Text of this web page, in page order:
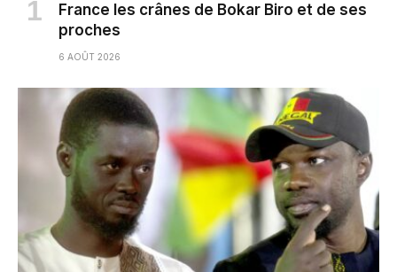
France les crânes de Bokar Biro et de ses
proches
6 AOÛT 2026